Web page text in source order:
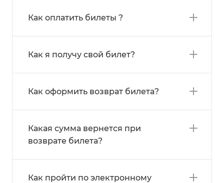
Как оплатить билеты ?
Как я получу свой билет?
Как оформить возврат билета?
Какая сумма вернется при
возврате билета?
Как пройти по электронному